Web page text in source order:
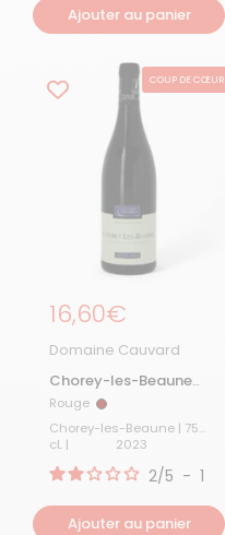
Ajouter au panier
COUP DE CŒUR
Prix régulier
16,60€
Domaine Cauvard
Chorey-les-Beaune
2023
Rouge Rouge
Chorey-les-Beaune | 75
cL |
2023
2/5 - 1
Ajouter au panier